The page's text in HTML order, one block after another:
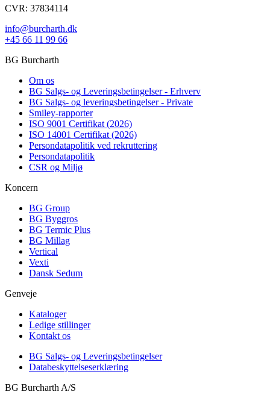
CVR: 37834114
info@burcharth.dk
+45 66 11 99 66
BG Burcharth
Om os
BG Salgs- og Leveringsbetingelser - Erhverv
BG Salgs- og leveringsbetingelser - Private
Smiley-rapporter
ISO 9001 Certifikat (2026)
ISO 14001 Certifikat (2026)
Persondatapolitik ved rekruttering
Persondatapolitik
CSR og Miljø
Koncern
BG Group
BG Byggros
BG Termic Plus
BG Millag
Vertical
Vexti
Dansk Sedum
Genveje
Kataloger
Ledige stillinger
Kontakt os
BG Salgs- og Leveringsbetingelser
Databeskyttelseserklæring
BG Burcharth A/S